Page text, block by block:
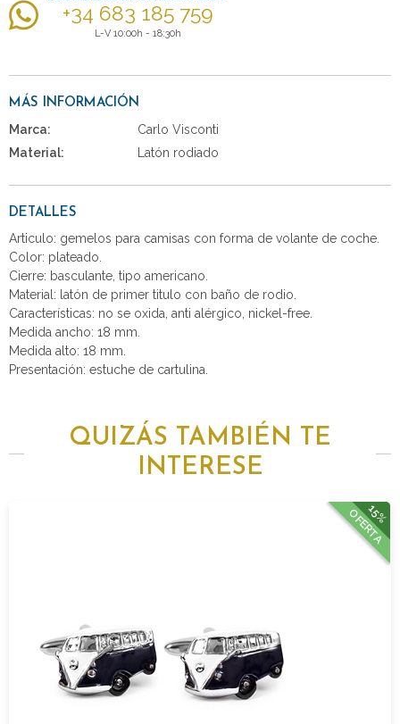
+34 683 185 759
L-V 10:00h - 18:30h
MÁS INFORMACIÓN
Marca:
Carlo Visconti
Material:
Latón rodiado
DETALLES
Articulo: gemelos para camisas con forma de volante de coche.
Color: plateado.
Cierre: basculante, tipo americano.
Material: latón de primer titulo con baño de rodio.
Características: no se oxida, anti alérgico, nickel-free.
Medida ancho: 18 mm.
Medida alto: 18 mm.
Presentación: estuche de cartulina.
QUIZÁS TAMBIÉN TE
INTERESE
15%
OFERTA